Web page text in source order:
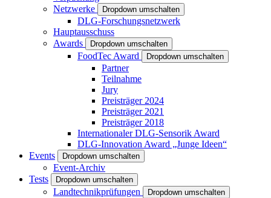
Netzwerke
Dropdown umschalten
DLG-Forschungsnetzwerk
Hauptausschuss
Awards
Dropdown umschalten
FoodTec Award Dropdown umschalten
Partner
Teilnahme
Jury
Preisträger 2024
Preisträger 2021
Preisträger 2018
Internationaler DLG-Sensorik Award
DLG-Innovation Award „Junge Ideen“
Events
Dropdown umschalten
Event-Archiv
Tests
Dropdown umschalten
Landtechnikprüfungen Dropdown umschalten